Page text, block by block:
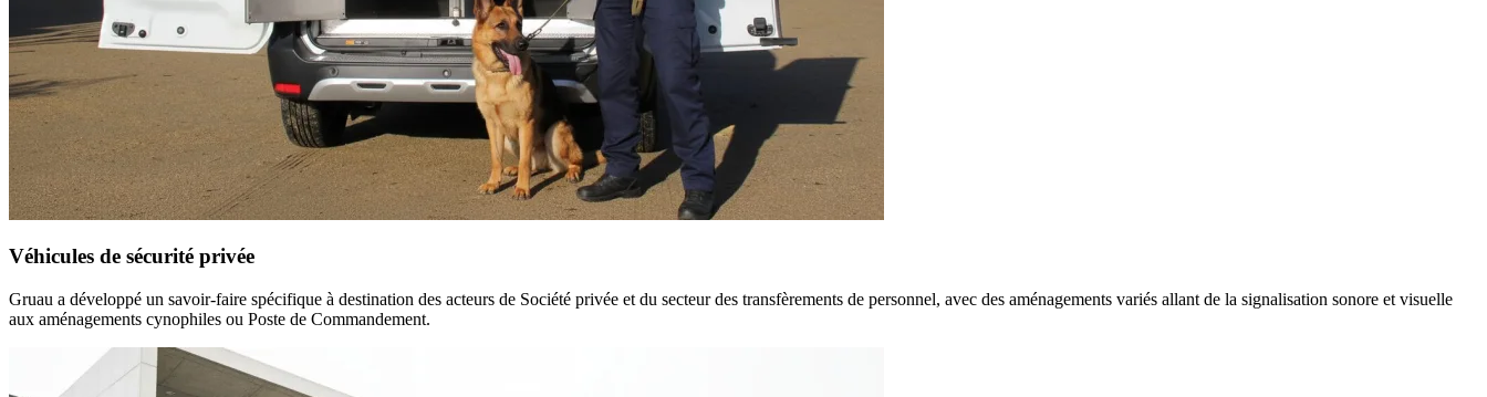
Véhicules de sécurité privée
Gruau a développé un savoir-faire spécifique à destination des acteurs de Société privée et du secteur des transfèrements de personnel, avec des aménagements variés allant de la signalisation sonore et visuelle
aux aménagements cynophiles ou Poste de Commandement.